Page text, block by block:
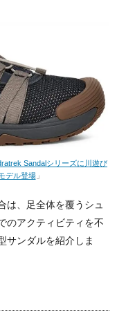
Sandalシリーズに川遊び
デル登場」
は、足全体を覆うシュ
のアクティビティを不
サンダルを紹介しま